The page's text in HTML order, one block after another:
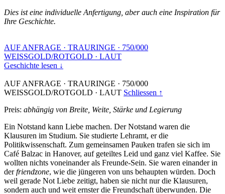
Dies ist eine individuelle Anfertigung, aber auch eine Inspiration für
Ihre Geschichte.
AUF ANFRAGE · TRAURINGE · 750/000
WEISSGOLD/ROTGOLD · LAUT
Geschichte lesen ↓
AUF ANFRAGE · TRAURINGE · 750/000
WEISSGOLD/ROTGOLD · LAUT Schliessen ↑
Preis: abhängig von Breite, Weite, Stärke und Legierung
Ein Notstand kann Liebe machen. Der Notstand waren die
Klausuren im Studium. Sie studierte Lehramt, er die
Politikwissenschaft. Zum gemeinsamen Pauken trafen sie sich im
Café Balzac in Hanover, auf geteiltes Leid und ganz viel Kaffee. Sie
wollten nichts voneinander als Freunde-Sein. Sie waren einander in
derfriendzone, wie die jüngeren von uns behaupten würden. Doch
weil gerade Not Liebe zeitigt, haben sie nicht nur die Klausuren,
sondern auch und weit ernster die Freundschaft überwunden. Die